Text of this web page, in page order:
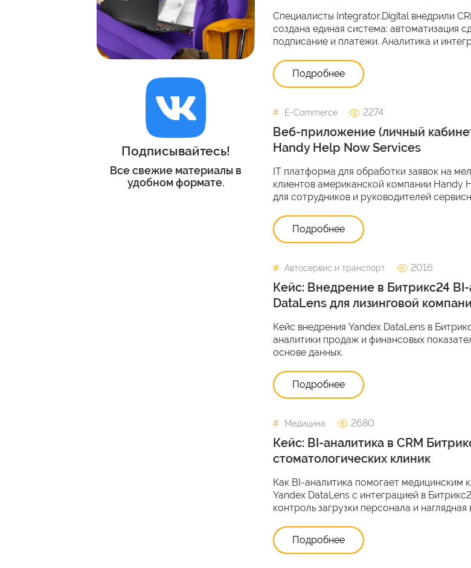
Подписывайтесь!
Все свежие материалы в
удобном формате.
Специалисты Integrator.Digital внедрили
создана единая система: автоматизация
подписание и платежи. Аналитика и
Подробнее
E-Commerce 2274
Веб-приложение (личный
Handy Help Now Services
IT платформа для обработки заявок на
клиентов американской компании Handy
для сотрудников и руководителей
Подробнее
Автосервис и транспорт 2016
Кейс: Внедрение в Битрикс24
DataLens для лизинговой
Кейс внедрения Yandex DataLens в
аналитики продаж и финансовых
основе данных.
Подробнее
Медицина 2680
Кейс: BI-аналитика в CRM
стоматологических клиник
Как BI-аналитика помогает медицинским
Yandex DataLens с интеграцией в
контроль загрузки персонала и
Подробнее